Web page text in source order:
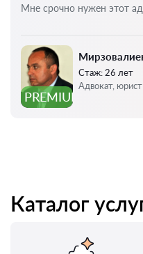
PREMIUM
Стаж: 26 лет
Адвокат, юрист
Мне срочно нужен этот
Каталог